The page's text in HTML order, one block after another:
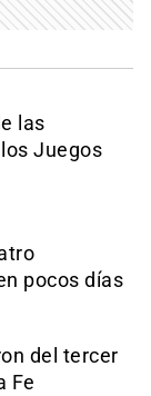
las
Juegos
pocos días
del tercer
Fe